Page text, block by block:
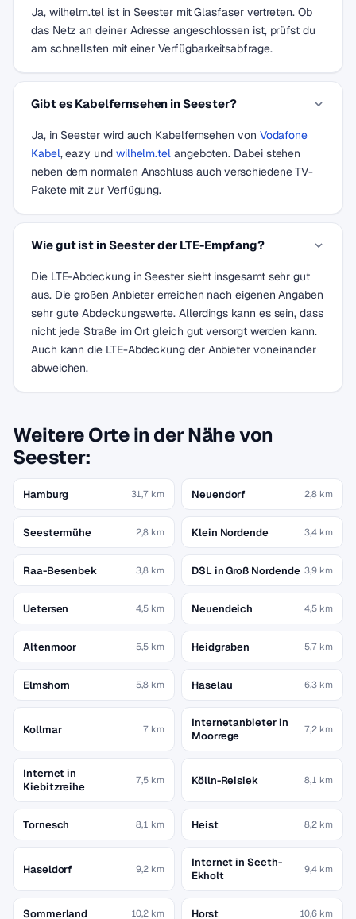
Ja, wilhelm.tel ist in Seester mit Glasfaser vertreten. Ob
das Netz an deiner Adresse angeschlossen ist, prüfst du
am schnellsten mit einer Verfügbarkeitsabfrage.
Gibt es Kabelfernsehen in Seester?
Ja, in Seester wird auch Kabelfernsehen von Vodafone
Kabel, eazy und wilhelm.tel angeboten. Dabei stehen
neben dem normalen Anschluss auch verschiedene TV-
Pakete mit zur Verfügung.
Wie gut ist in Seester der LTE-Empfang?
Die LTE-Abdeckung in Seester sieht insgesamt sehr gut
aus. Die großen Anbieter erreichen nach eigenen Angaben
sehr gute Abdeckungswerte. Allerdings kann es sein, dass
nicht jede Straße im Ort gleich gut versorgt werden kann.
Auch kann die LTE-Abdeckung der Anbieter voneinander
abweichen.
Weitere Orte in der Nähe von
Seester:
Hamburg 31,7 km Neuendorf 2,8 km
Seestermühe 2,8 km Klein Nordende 3,4 km
Raa-Besenbek 3,8 km DSL in Groß Nordende 3,9 km
Uetersen 4,5 km Neuendeich 4,5 km
Altenmoor 5,5 km Heidgraben 5,7 km
Elmshorn 5,8 km Haselau 6,3 km
Kollmar 7 km
Internetanbieter in
Moorrege
7,2 km
Internet in
Kiebitzreihe
7,5 km Kölln-Reisiek 8,1 km
Tornesch 8,1 km Heist 8,2 km
Haseldorf 9,2 km
Internet in Seeth-
Ekholt
9,4 km
Sommerland 10,2 km Horst 10,6 km